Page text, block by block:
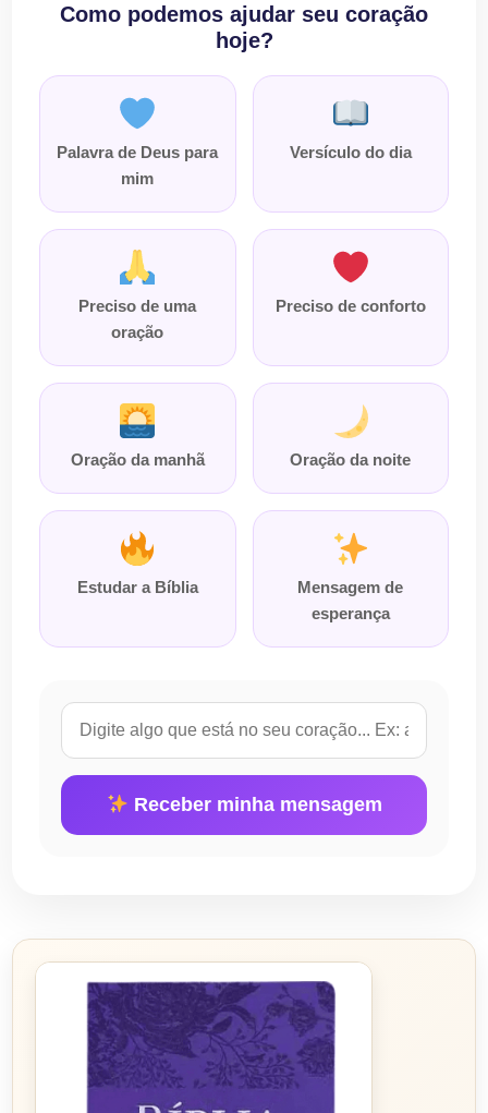
Como podemos ajudar seu coração
hoje?
Palavra de Deus para
mim
Versículo do dia
Preciso de uma
oração
Preciso de conforto
Oração da manhã Oração da noite
Estudar a Bíblia
Mensagem de
esperança
Receber minha mensagem